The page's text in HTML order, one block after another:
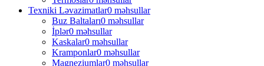
Texniki Ləvazimatlar0 məhsullar
Buz Baltaları0 məhsullar
İplər0 məhsullar
Kaskalar0 məhsullar
Kramponlar0 məhsullar
Magneziumlar0 məhsullar